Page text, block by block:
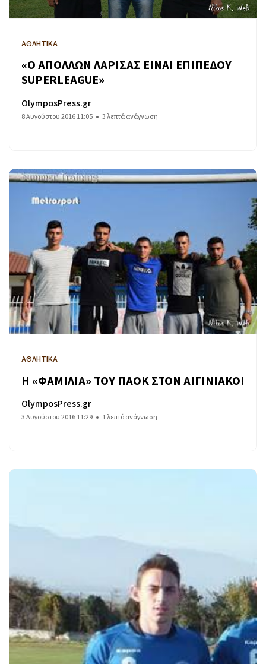
ΑΘΛΗΤΙΚΑ
«Ο ΑΠΟΛΛΩΝ ΛΑΡΙΣΑΣ ΕΙΝΑΙ ΕΠΙΠΕΔΟΥ
SUPERLEAGUE»
OlymposPress.gr
8 Αυγούστου 2016 11:05 3 λεπτά ανάγνωση
ΑΘΛΗΤΙΚΑ
H «ΦΑΜΙΛΙΑ» ΤΟΥ ΠΑΟΚ ΣΤΟΝ ΑΙΓΙΝΙΑΚΟ!
OlymposPress.gr
3 Αυγούστου 2016 11:29 1 λεπτό ανάγνωση